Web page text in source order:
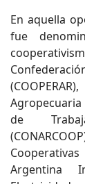
En aquella
fue
Agropecuaria
de
Argentina